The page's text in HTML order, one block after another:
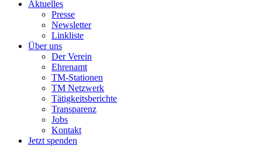
Aktuelles
Presse
Newsletter
Linkliste
Über uns
Der Verein
Ehrenamt
TM-Stationen
TM Netzwerk
Tätigkeitsberichte
Transparenz
Jobs
Kontakt
Jetzt spenden